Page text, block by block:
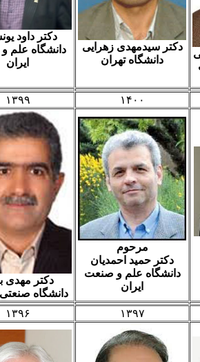
زهرایی
تهران
دکتر داود یونسیان
دانشگاه علم و صنعت
حمید احمدیان
علم و صنعت
دکتر مهدی بهزاد
دانشگاه صنعتی شریف